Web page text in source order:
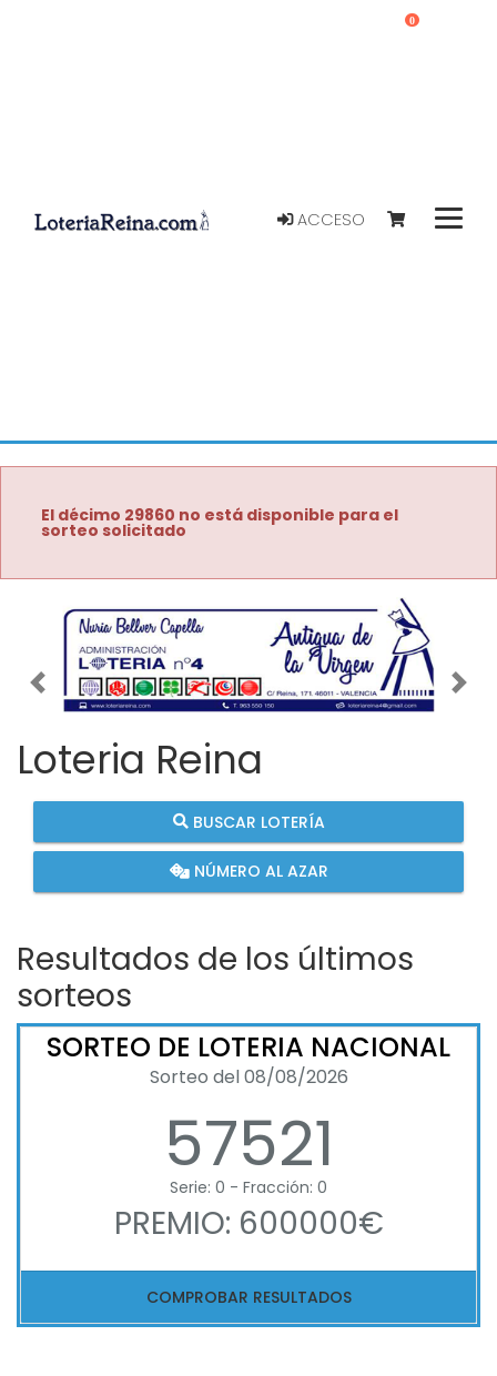
ACCESO
0
El décimo 29860 no está disponible para el
sorteo solicitado
Imagen anterior
Loteria Reina
BUSCAR LOTERÍA
NÚMERO AL AZAR
Resultados de los últimos
sorteos
SORTEO DE LOTERIA NACIONAL
Sorteo del 08/08/2026
57521
Serie: 0 - Fracción: 0
PREMIO: 600000€
COMPROBAR RESULTADOS